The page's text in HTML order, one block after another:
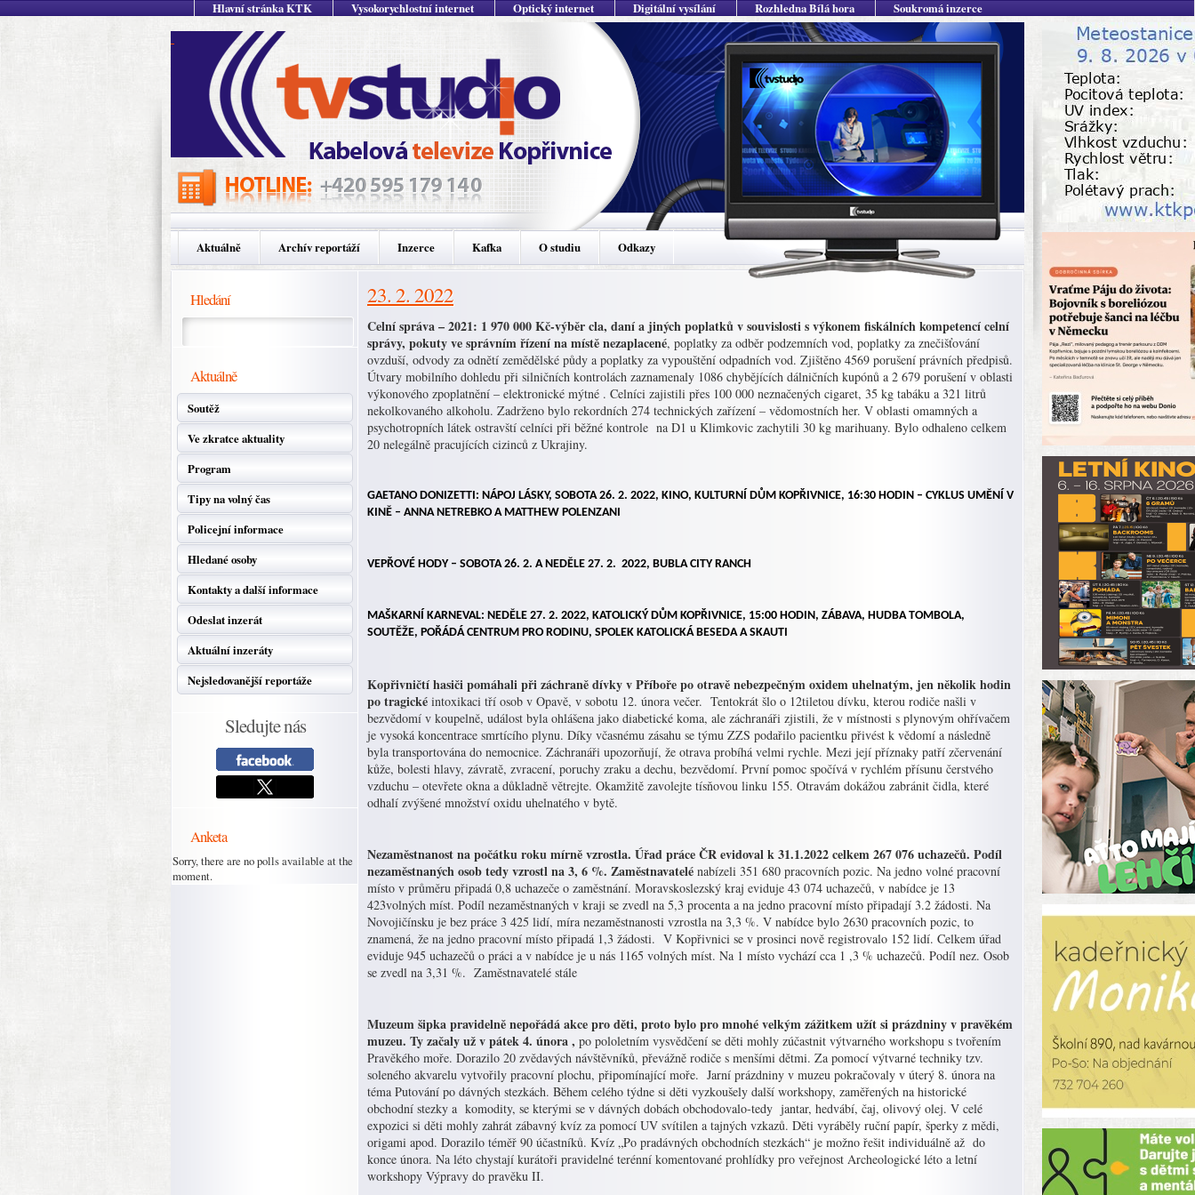
Hlavní stránka KTK Vysokorychlostní internet Optický internet Digitální vysílání Rozhledna Bílá hora Soukromá inzerce
Aktuálně Archív reportáží Inzerce Kafka O studiu Odkazy
Hledání
Aktuálně
Soutěž
Ve zkratce aktuality
Program
Tipy na volný čas
Policejní informace
Hledané osoby
Kontakty a další informace
Odeslat inzerát
Aktuální inzeráty
Nejsledovanější reportáže
Sledujte nás
Anketa
Sorry, there are no polls available at the
moment.
23. 2. 2022
Celní správa – 2021: 1 970 000 Kč-výběr cla, daní a jiných poplatků v souvislosti s výkonem fiskálních kompetencí celní
správy, pokuty ve správním řízení na místě nezaplacené, poplatky za odběr podzemních vod, poplatky za znečišťování
ovzduší, odvody za odnětí zemědělské půdy a poplatky za vypouštění odpadních vod. Zjištěno 4569 porušení právních předpisů.
Útvary mobilního dohledu při silničních kontrolách zaznamenaly 1086 chybějících dálničních kupónů a 2 679 porušení v oblasti
výkonového zpoplatnění – elektronické mýtné . Celníci zajistili přes 100 000 neznačených cigaret, 35 kg tabáku a 321 litrů
nekolkovaného alkoholu. Zadrženo bylo rekordních 274 technických zařízení – vědomostních her. V oblasti omamných a
psychotropních látek ostravští celníci při běžné kontrole na D1 u Klimkovic zachytili 30 kg marihuany. Bylo odhaleno celkem
20 nelegálně pracujících cizinců z Ukrajiny.
GAETANO DONIZETTI: NÁPOJ LÁSKY, SOBOTA 26. 2. 2022, KINO, KULTURNÍ DŮM KOPŘIVNICE, 16:30 HODIN – CYKLUS UMĚNÍ V
KINĚ – ANNA NETREBKO A MATTHEW POLENZANI
VEPŘOVÉ HODY – SOBOTA 26. 2. A NEDĚLE 27. 2. 2022, BUBLA CITY RANCH
MAŠKARNÍ KARNEVAL: NEDĚLE 27. 2. 2022, KATOLICKÝ DŮM KOPŘIVNICE, 15:00 HODIN, ZÁBAVA, HUDBA TOMBOLA,
SOUTĚŽE, POŘÁDÁ CENTRUM PRO RODINU, SPOLEK KATOLICKÁ BESEDA A SKAUTI
Kopřivničtí hasiči pomáhali při záchraně dívky v Příboře po otravě nebezpečným oxidem uhelnatým, jen několik hodin
po tragické intoxikaci tří osob v Opavě, v sobotu 12. února večer. Tentokrát šlo o 12tiletou dívku, kterou rodiče našli v
bezvědomí v koupelně, událost byla ohlášena jako diabetické koma, ale záchranáři zjistili, že v místnosti s plynovým ohřívačem
je vysoká koncentrace smrtícího plynu. Díky včasnému zásahu se týmu ZZS podařilo pacientku přivést k vědomí a následně
byla transportována do nemocnice. Záchranáři upozorňují, že otrava probíhá velmi rychle. Mezi její příznaky patří zčervenání
kůže, bolesti hlavy, závratě, zvracení, poruchy zraku a dechu, bezvědomí. První pomoc spočívá v rychlém přísunu čerstvého
vzduchu – otevřete okna a důkladně větrejte. Okamžitě zavolejte tísňovou linku 155. Otravám dokážou zabránit čidla, které
odhalí zvýšené množství oxidu uhelnatého v bytě.
Nezaměstnanost na počátku roku mírně vzrostla. Úřad práce ČR evidoval k 31.1.2022 celkem 267 076 uchazečů. Podíl
nezaměstnaných osob tedy vzrostl na 3, 6 %. Zaměstnavatelé nabízeli 351 680 pracovních pozic. Na jedno volné pracovní
místo v průměru připadá 0,8 uchazeče o zaměstnání. Moravskoslezský kraj eviduje 43 074 uchazečů, v nabídce je 13
423volných míst. Podíl nezaměstnaných v kraji se zvedl na 5,3 procenta a na jedno pracovní místo připadají 3.2 žádosti. Na
Novojičínsku je bez práce 3 425 lidí, míra nezaměstnanosti vzrostla na 3,3 %. V nabídce bylo 2630 pracovních pozic, to
znamená, že na jedno pracovní místo připadá 1,3 žádosti. V Kopřivnici se v prosinci nově registrovalo 152 lidí. Celkem úřad
eviduje 945 uchazečů o práci a v nabídce je u nás 1165 volných míst. Na 1 místo vychází cca 1 ,3 % uchazečů. Podíl nez. Osob
se zvedl na 3,31 %. Zaměstnavatelé stále
Muzeum šipka pravidelně nepořádá akce pro děti, proto bylo pro mnohé velkým zážitkem užít si prázdniny v pravěkém
muzeu. Ty začaly už v pátek 4. února , po pololetním vysvědčení se děti mohly zúčastnit výtvarného workshopu s tvořením
Pravěkého moře. Dorazilo 20 zvědavých návštěvníků, převážně rodiče s menšími dětmi. Za pomocí výtvarné techniky tzv.
soleného akvarelu vytvořily pracovní plochu, připomínající moře. Jarní prázdniny v muzeu pokračovaly v úterý 8. února na
téma Putování po dávných stezkách. Během celého týdne si děti vyzkoušely další workshopy, zaměřených na historické
obchodní stezky a komodity, se kterými se v dávných dobách obchodovalo-tedy jantar, hedvábí, čaj, olivový olej. V celé
expozici si děti mohly zahrát zábavný kvíz za pomocí UV svítilen a tajných vzkazů. Děti vyráběly ruční papír, šperky z mědi,
origami apod. Dorazilo téměř 90 účastníků. Kvíz „Po pradávných obchodních stezkách“ je možno řešit individuálně až do
konce února. Na léto chystají kurátoři pravidelné terénní komentované prohlídky pro veřejnost Archeologické léto a letní
workshopy Výpravy do pravěku II.